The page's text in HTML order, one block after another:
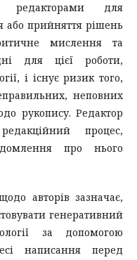
редакторами для
або прийняття рішень
мислення та
для цієї роботи,
і існує ризик того,
неповних
рукопису. Редактор
процес,
про нього
авторів зазначає,
генеративний
за допомогою
написання перед